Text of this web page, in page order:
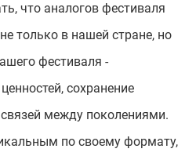
что аналогов фестиваля
только в нашей стране, но
фестиваля -
сохранение
между поколениями.
по своему формату,